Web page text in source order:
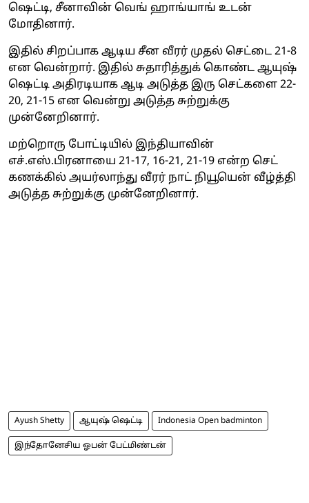
ஷெட்டி, சீனாவின் வெங் ஹாங்யாங் உடன்
மோதினார்.
இதில் சிறப்பாக ஆடிய சீன வீரர் முதல் செட்டை 21-8
என வென்றார். இதில் சுதாரித்துக் கொண்ட ஆயுஷ்
ஷெட்டி அதிரடியாக ஆடி அடுத்த இரு செட்களை 22-
20, 21-15 என வென்று அடுத்த சுற்றுக்கு
முன்னேறினார்.
மற்றொரு போட்டியில் இந்தியாவின்
எச்.எஸ்.பிரனாயை 21-17, 16-21, 21-19 என்ற செட்
கணக்கில் அயர்லாந்து வீரர் நாட் நியூயென் வீழ்த்தி
அடுத்த சுற்றுக்கு முன்னேறினார்.
Ayush Shetty ஆயுஷ் ஷெட்டி Indonesia Open badminton
இந்தோனேசிய ஓபன் பேட்மிண்டன்